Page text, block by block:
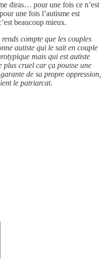
diras… pour une fois ce n’est
une fois l’autisme est
beaucoup mieux.
compte que les couples
autiste qui le sait en couple
mais qui est autiste
plus cruel car ça pousse une
de sa propre oppression,
le patriarcat.